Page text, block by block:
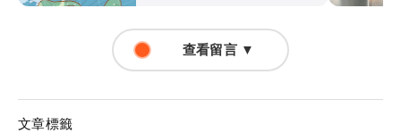
查看留言 ▼
文章標籤